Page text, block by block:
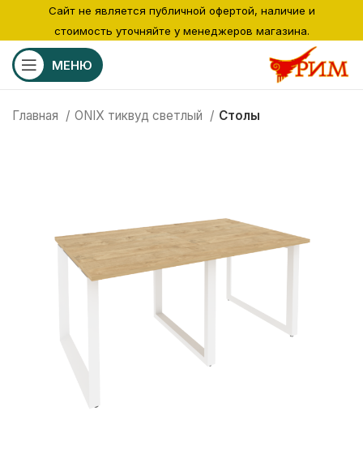
МЕНЮ
Главная ONIX тиквуд светлый Столы
Сайт не является публичной офертой, наличие и
стоимость уточняйте у менеджеров магазина.